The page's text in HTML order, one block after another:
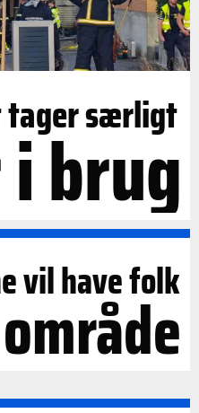
tager særligt
brug
vil have folk